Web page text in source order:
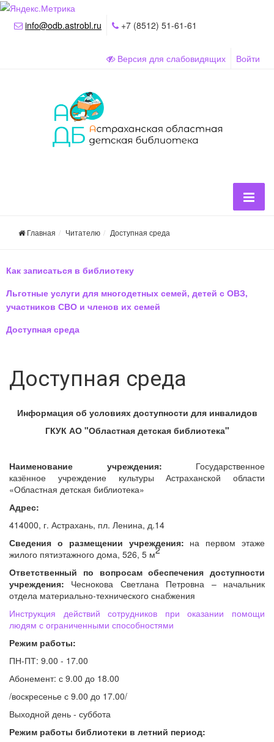
info@odb.astrobl.ru +7 (8512) 51-61-61
Версия для слабовидящих Войти
Главная Читателю Доступная среда
Как записаться в библиотеку
Льготные услуги для многодетных семей, детей с ОВЗ,
участников СВО и членов их семей
Доступная среда
Доступная среда
Информация об условиях доступности для инвалидов
ГКУК АО "Областная детская библиотека"
Наименование учреждения: Государственное
казённое учреждение культуры Астраханской области
«Областная детская библиотека»
Адрес:
414000, г. Астрахань, пл. Ленина, д.14
Сведения о размещении учреждения: на первом этаже
жилого пятиэтажного дома, 526, 5 м2
Ответственный по вопросам обеспечения доступности
учреждения: Чеснокова Светлана Петровна – начальник
отдела материально-технического снабжения
Инструкция действий сотрудников при оказании помощи
людям с ограниченными способностями
Режим работы:
ПН-ПТ: 9.00 - 17.00
Абонемент: с 9.00 до 18.00
/воскресенье с 9.00 до 17.00/
Выходной день - суббота
Режим работы библиотеки в летний период: